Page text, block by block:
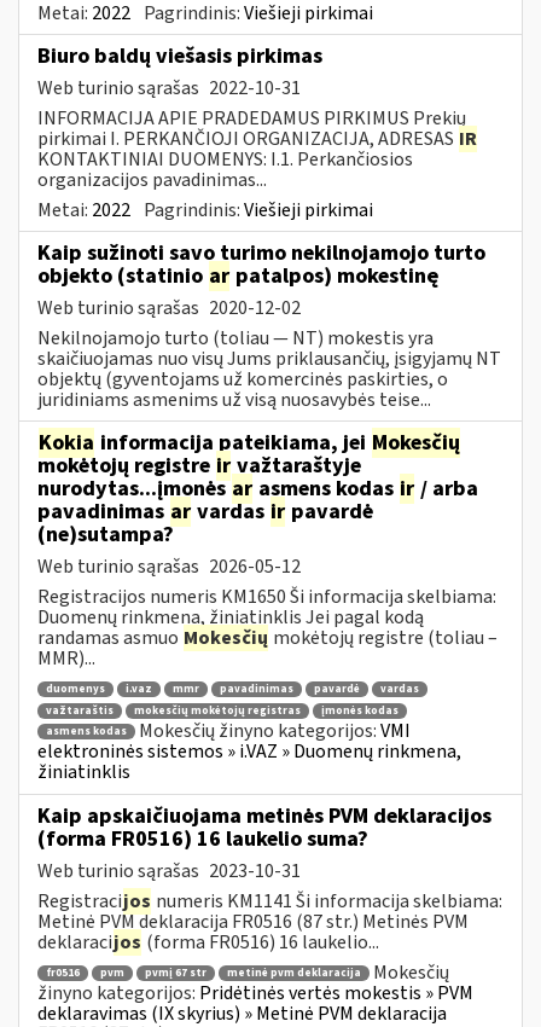
Metai: 2022 Pagrindinis:Viešieji pirkimai
Biuro baldų viešasis pirkimas
Web turinio sąrašas 2022-10-31
INFORMACIJA APIE PRADEDAMUS PIRKIMUS Prekių
pirkimai I. PERKANČIOJI ORGANIZACIJA, ADRESAS IR
KONTAKTINIAI DUOMENYS: I.1. Perkančiosios
organizacijos pavadinimas...
Metai: 2022 Pagrindinis:Viešieji pirkimai
Kaip sužinoti savo turimo nekilnojamojo turto
objekto (statinio ar patalpos) mokestinę
Web turinio sąrašas 2020-12-02
Nekilnojamojo turto (toliau ― NT) mokestis yra
skaičiuojamas nuo visų Jums priklausančių, įsigyjamų NT
objektų (gyventojams už komercinės paskirties, o
juridiniams asmenims už visą nuosavybės teise...
Kokia informacija pateikiama, jei Mokesčių
mokėtojų registre ir važtaraštyje
nurodytas...įmonėsar asmens kodas ir / arba
pavadinimas ar vardas ir pavardė
(ne)sutampa?
Web turinio sąrašas 2026-05-12
Registracijos numeris KM1650 Ši informacija skelbiama:
Duomenų rinkmena, žiniatinklis Jei pagal kodą
randamas asmuo Mokesčių mokėtojų registre (toliau –
MMR)...
duomenys i.vaz mmr pavadinimas pavardė
vardas
važtaraštis
mokesčių mokėtojų registras
įmonės kodas
asmens kodas
Mokesčių žinyno kategorijos:VMI
elektroninės sistemos » i.VAZ » Duomenų rinkmena,
žiniatinklis
Kaip apskaičiuojama metinės PVM deklaracijos
(forma FR0516) 16 laukelio suma?
Web turinio sąrašas 2023-10-31
Registracijos numeris KM1141 Ši informacija skelbiama:
Metinė PVM deklaracija FR0516 (87 str.) Metinės PVM
deklaracijos (forma FR0516) 16 laukelio...
fr0516 pvm pvmį 67 str metinė pvm deklaracija
Mokesčių
žinyno kategorijos: Pridėtinės vertės mokestis » PVM
deklaravimas (IX skyrius) » Metinė PVM deklaracija